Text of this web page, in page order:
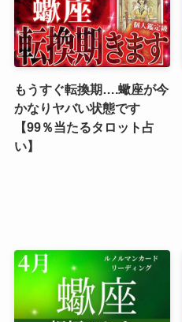
もうすぐ転換期….蠍座が今
かなりヤバい状態です
【99％当たるタロット占
い】